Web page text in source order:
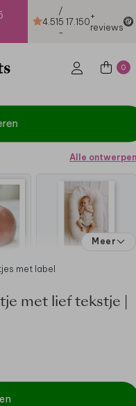
4.51
/
5
-
17.150+
reviews
0
Alle ontwerpen
Meer
met label
met lief tekstje |